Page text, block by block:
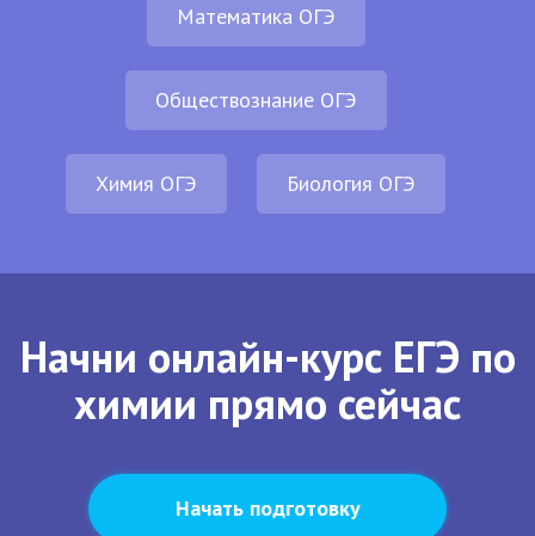
Математика ОГЭ
Обществознание ОГЭ
Химия ОГЭ Биология ОГЭ
Начни онлайн-курс ЕГЭ по
химии прямо сейчас
Начать подготовку